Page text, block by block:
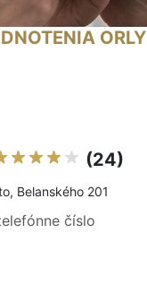
ORLY
(24)
Belanského 201
číslo